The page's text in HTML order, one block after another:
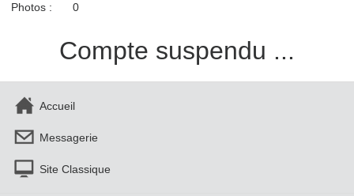
Photos :
0
Compte suspendu ...
Accueil
Messagerie
Site Classique